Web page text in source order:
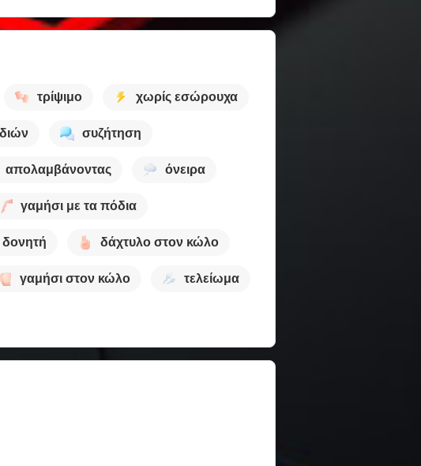
τρίψιμο χωρίς εσώρουχα
συζήτηση
απολαμβάνοντας όνειρα
γαμήσι με τα πόδια
δονητή δάχτυλο στον κώλο
γαμήσι στον κώλο τελείωμα